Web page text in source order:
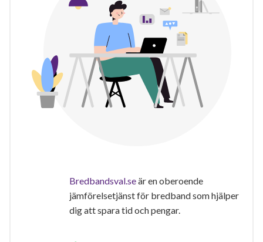
Bredbandsval.seär en oberoende
jämförelsetjänst för bredband som hjälper
dig att spara tid och pengar.